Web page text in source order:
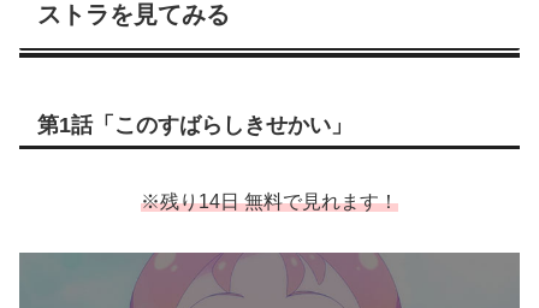
ストラを見てみる
第1話「このすばらしきせかい」
※残り14日 無料で見れます！